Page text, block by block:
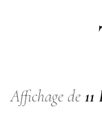
Affichage de